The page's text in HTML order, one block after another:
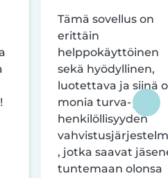
Tämä sovellus on
erittäin
helppokäyttöinen
sekä hyödyllinen,
luotettava ja siinä
monia turva- ja
henkilöllisyyden
, jotka saavat
tuntemaan olonsa